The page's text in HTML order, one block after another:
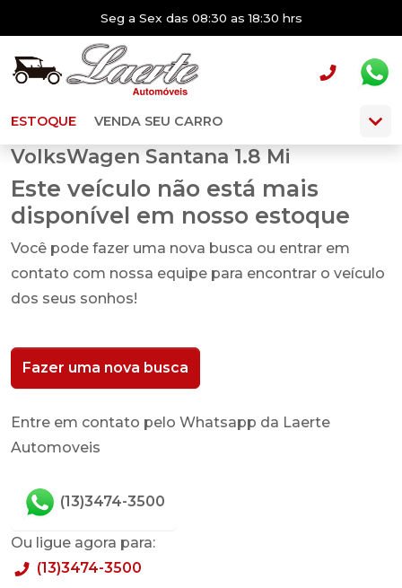
Seg a Sex das 08:30 as 18:30 hrs
ESTOQUE VENDA SEU CARRO
VolksWagen Santana 1.8 Mi
Este veículo não está mais
disponível em nosso estoque
Você pode fazer uma nova busca ou entrar em
contato com nossa equipe para encontrar o veículo
dos seus sonhos!
Fazer uma nova busca
Entre em contato pelo Whatsapp da Laerte
Automoveis
(13)3474-3500
Ou ligue agora para:
(13)3474-3500